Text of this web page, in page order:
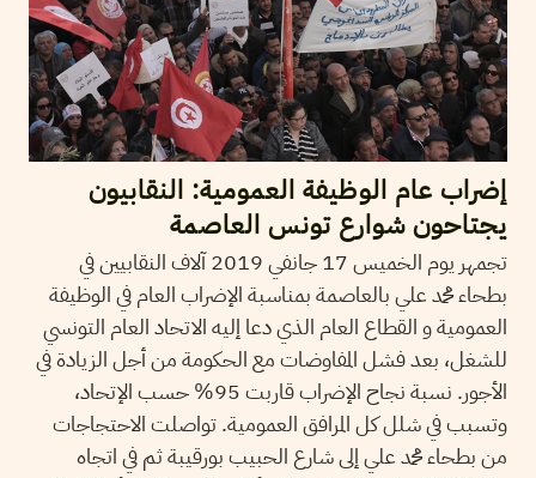
إضراب عام الوظيفة العمومية: النقابيون
يجتاحون شوارع تونس العاصمة
تجمهر يوم الخميس 17 جانفي 2019 آلاف النقابيين في
بطحاء محمد علي بالعاصمة بمناسبة الإضراب العام في الوظيفة
العمومية و القطاع العام الذي دعا إليه الاتحاد العام التونسي
للشغل، بعد فشل المفاوضات مع الحكومة من أجل الزيادة في
الأجور. نسبة نجاح الإضراب قاربت 95% حسب الإتحاد،
وتسبب في شلل كل المرافق العمومية. تواصلت الاحتجاجات
من بطحاء محمد علي إلى شارع الحبيب بورقيبة ثم في اتجاه